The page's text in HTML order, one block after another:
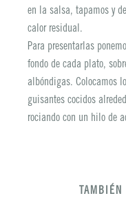
en la salsa, tapamos y
calor residual.
Para presentarlas
fondo de cada plato,
albóndigas. Colocamos
guisantes cocidos
rociando con un hilo de